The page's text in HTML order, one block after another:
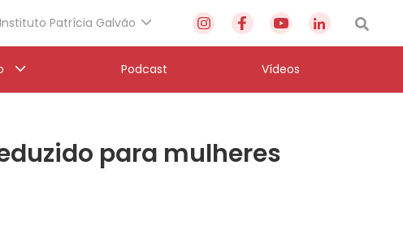
Instituto Patrícia Galvão
Podcast Vídeos
para mulheres